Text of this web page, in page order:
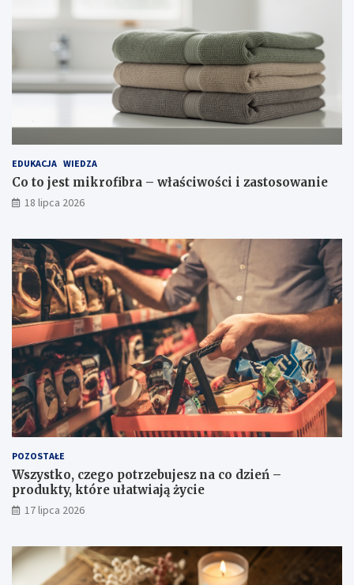
EDUKACJA WIEDZA
Co to jest mikrofibra – właściwości i zastosowanie
18 lipca 2026
POZOSTAŁE
Wszystko, czego potrzebujesz na co dzień –
produkty, które ułatwiają życie
17 lipca 2026